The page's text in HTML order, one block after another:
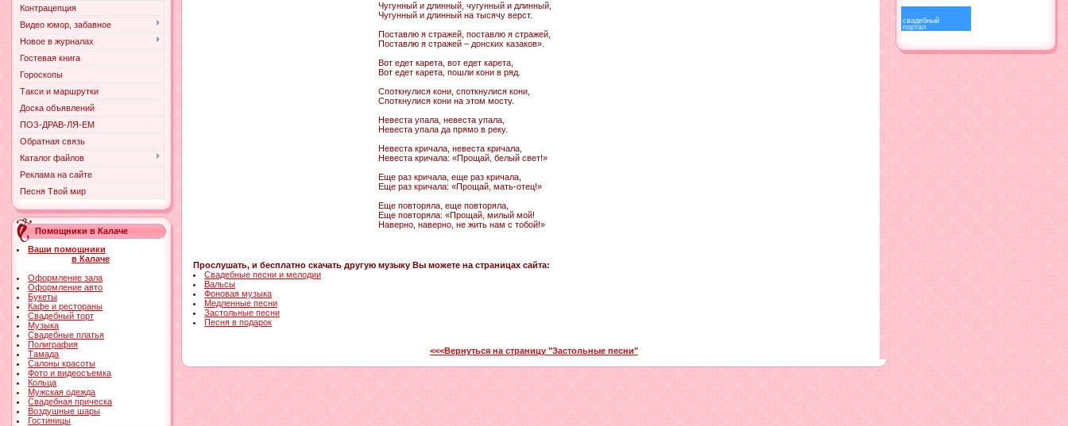
Контрацепция
Видео юмор, забавное
Новое в журналах
Гостевая книга
Гороскопы
Такси и маршрутки
Доска объявлений
ПОЗ-ДРАВ-ЛЯ-ЕМ
Обратная связь
Каталог файлов
Реклама на сайте
Песня Твой мир
Помощники в Калаче
Ваши помощники
в Калаче
Оформление зала
Оформление авто
Букеты
Кафе и рестораны
Свадебный торт
Музыка
Свадебные платья
Полиграфия
Тамада
Салоны красоты
Фото и видеосъемка
Кольца
Мужская одежда
Свадебная прическа
Воздушные шары
Гостиницы
Чугунный и длинный, чугунный и длинный,
Чугунный и длинный на тысячу верст.
Поставлю я стражей, поставлю я стражей,
Поставлю я стражей – донских казаков».
Вот едет карета, вот едет карета,
Вот едет карета, пошли кони в ряд.
Споткнулися кони, споткнулися кони,
Споткнулися кони на этом мосту.
Невеста упала, невеста упала,
Невеста упала да прямо в реку.
Невеста кричала, невеста кричала,
Невеста кричала: «Прощай, белый свет!»
Еще раз кричала, еще раз кричала,
Еще раз кричала: «Прощай, мать-отец!»
Еще повторяла, еще повторяла,
Еще повторяла: «Прощай, милый мой!
Наверно, наверно, не жить нам с тобой!»
Прослушать, и бесплатно скачать другую музыку Вы можете на страницах сайта:
Свадебные песни и мелодии
Вальсы
Фоновая музыка
Медленные песни
Застольные песни
Песня в подарок
<<<Вернуться на страницу "Застольные песни"
свадебный
портал